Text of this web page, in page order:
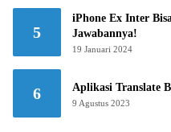
5
iPhone Ex Inter
Jawabannya!
19 Januari 2024
6 Aplikasi Translate
9 Agustus 2023